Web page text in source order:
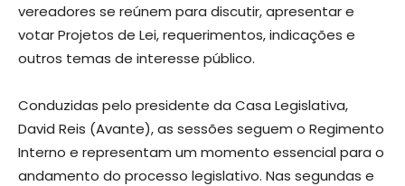
vereadores se reúnem para discutir, apresentar e
votar Projetos de Lei, requerimentos, indicações e
outros temas de interesse público.
Conduzidas pelo presidente da Casa Legislativa,
David Reis (Avante), as sessões seguem o Regimento
Interno e representam um momento essencial para o
andamento do processo legislativo. Nas segundas e